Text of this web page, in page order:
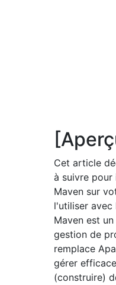
Cet article
à suivre pour
Maven sur
l'utiliser avec
Maven est
gestion de
remplace
gérer
(construire)